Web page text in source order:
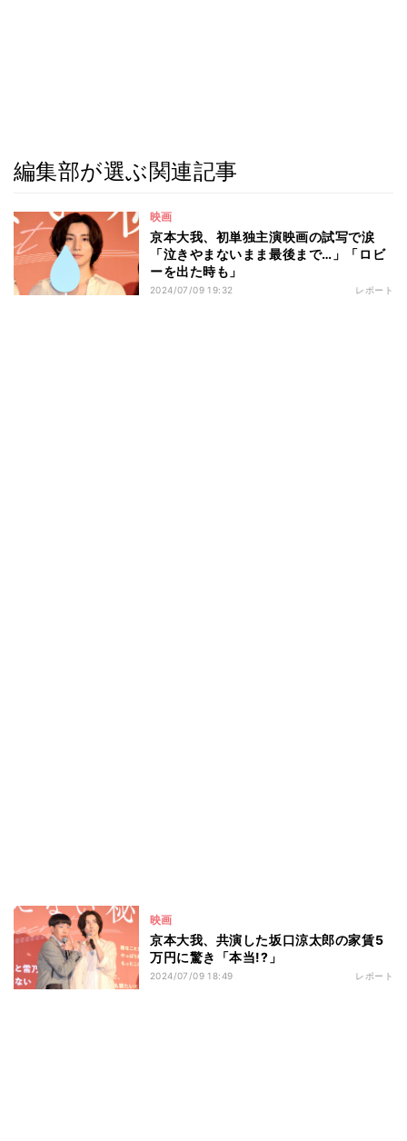
編集部が選ぶ関連記事
映画
京本大我、初単独主演映画の試写で涙
「泣きやまないまま最後まで…」「ロビ
ーを出た時も」
2024/07/09 19:32 レポート
映画
京本大我、共演した坂口涼太郎の家賃5
万円に驚き「本当!?」
2024/07/09 18:49 レポート